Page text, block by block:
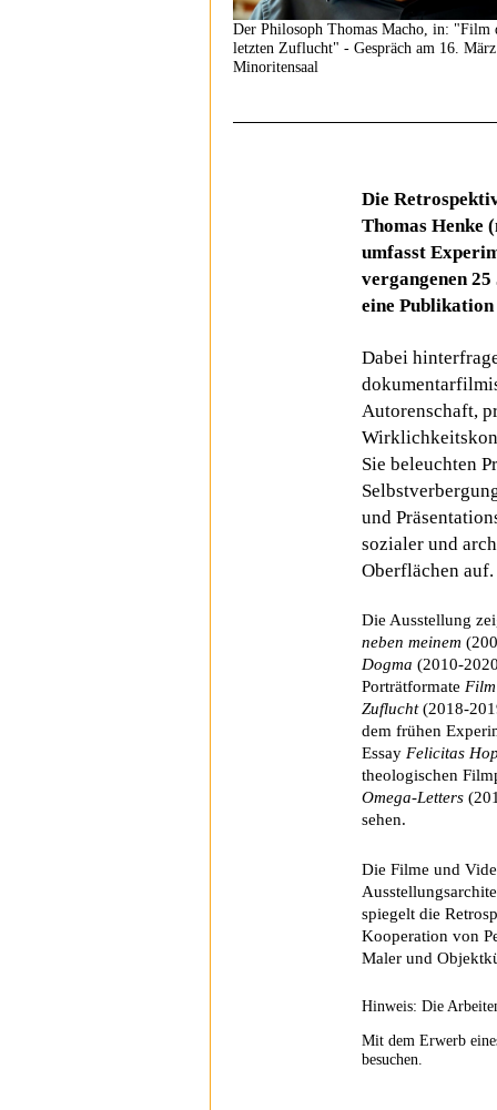
Der Philosoph Thomas Macho, in: "Film
letzten Zuflucht" - Gespräch am 16.
Minoritensaal
Die
Thomas Henke
umfasst
vergangenen
eine
Dabei
Autorenschaft,
Sie beleuchten
und
sozialer und
Oberflächen auf.
Die Ausstellung
neben meinem
Dogma (2010-
Porträtformate
Zuflucht(2018-
dem frühen
Essay Felicitas
theologischen
Omega-Letters
sehen.
Die Filme und
spiegelt die
Kooperation von
Maler und
Hinweis: Die
Mit dem Erwerb
besuchen.